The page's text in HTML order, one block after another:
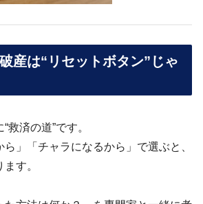
産は“リセットボタン”じゃ
救済の道”です。
」「チャラになるから」で選ぶと、
す。